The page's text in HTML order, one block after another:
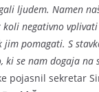
ljudem. Namen
negativno
jim pomagati. S
se nam dogaja na
pojasnil sekretar